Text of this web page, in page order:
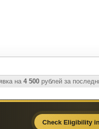
на4 500 рублей за